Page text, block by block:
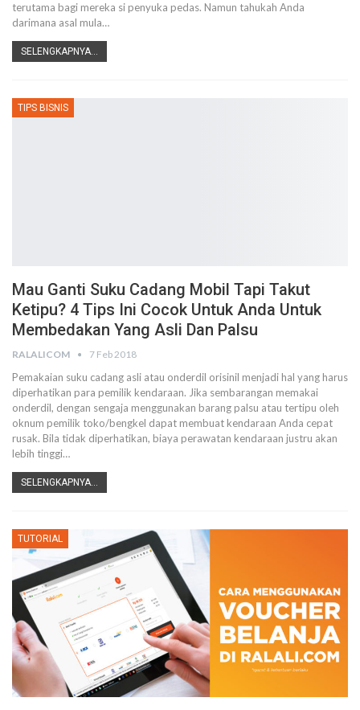
terutama bagi mereka si penyuka pedas. Namun tahukah Anda
darimana asal mula…
SELENGKAPNYA...
TIPS BISNIS
Mau Ganti Suku Cadang Mobil Tapi Takut
Ketipu? 4 Tips Ini Cocok Untuk Anda Untuk
Membedakan Yang Asli Dan Palsu
RALALICOM 7 Feb 2018
Pemakaian suku cadang asli atau onderdil orisinil menjadi hal yang harus
diperhatikan para pemilik kendaraan. Jika sembarangan memakai
onderdil, dengan sengaja menggunakan barang palsu atau tertipu oleh
oknum pemilik toko/bengkel dapat membuat kendaraan Anda cepat
rusak. Bila tidak diperhatikan, biaya perawatan kendaraan justru akan
lebih tinggi…
SELENGKAPNYA...
TUTORIAL